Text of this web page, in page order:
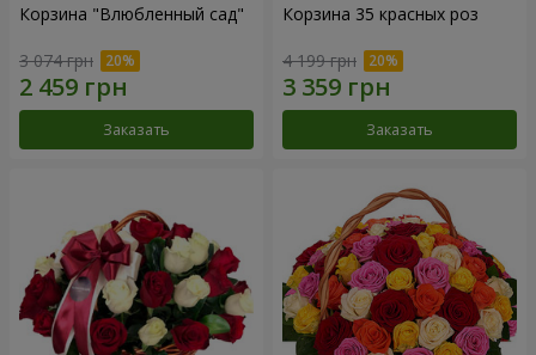
Корзина "Влюбленный сад"
3 074 грн
Заказать
Корзина 35 красных роз
4 199 грн
Заказать